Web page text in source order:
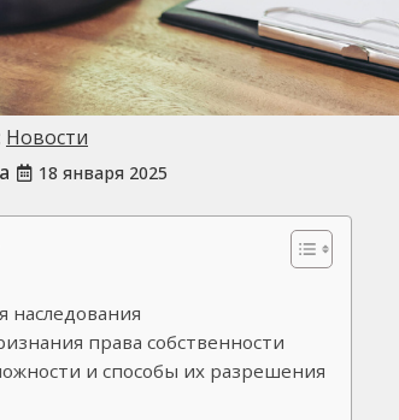
Новости
18 января 2025
наследования
права собственности
и способы их разрешения